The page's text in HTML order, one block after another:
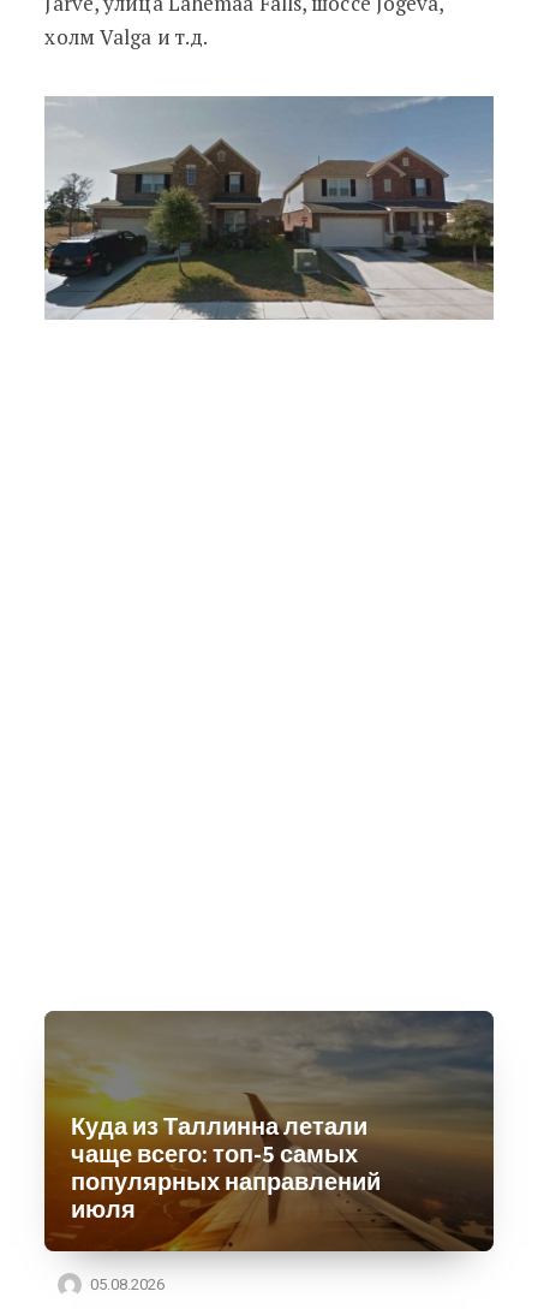
холм Valga и т.д.
Куда из Таллинна летали
чаще всего: топ-5 самых
популярных направлений
июля
05.08.2026